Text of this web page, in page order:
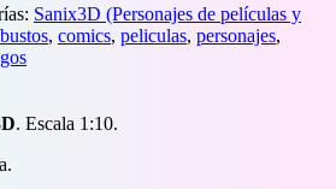
Sanix3D (Personajes de películas y
bustos, comics, peliculas, personajes,
. Escala 1:10.